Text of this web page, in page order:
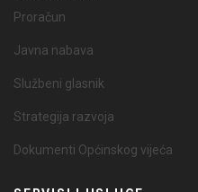
Proračun
Javna nabava
Službeni glasnik
Strategija razvoja
Dokumenti Općinskog vijeća